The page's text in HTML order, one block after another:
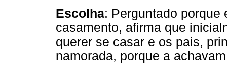
Escolha: Perguntado porque
casamento, afirma que
querer se casar e os pais,
namorada, porque a